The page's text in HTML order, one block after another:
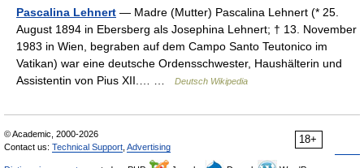
Pascalina Lehnert — Madre (Mutter) Pascalina Lehnert (* 25.
August 1894 in Ebersberg als Josephina Lehnert; † 13. November
1983 in Wien, begraben auf dem Campo Santo Teutonico im
Vatikan) war eine deutsche Ordensschwester, Haushälterin und
Assistentin von Pius XII.… …
Deutsch Wikipedia
18+
© Academic, 2000-2026
Contact us: Technical Support Advertising